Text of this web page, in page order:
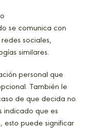
se comunica con
sociales,
similares.
personal que
También le
de que decida no
indicado que es
esto puede significar